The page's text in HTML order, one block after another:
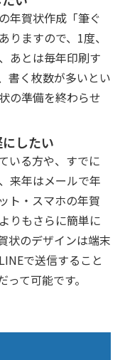
年賀状作成「筆ぐ
ますので、1度、
あとは毎年印刷す
書く枚数が多いとい
の準備を終わらせ
したい
いる方や、すでに
来年はメールで年
ト・スマホの年賀
りもさらに簡単に
状のデザインは端末
で送信すること
て可能です。